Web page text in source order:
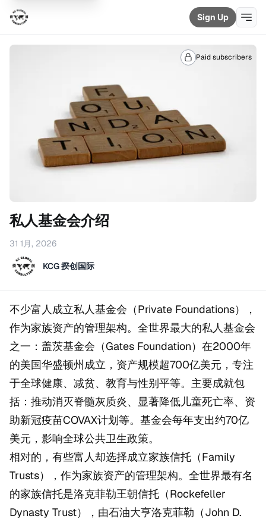
Sign Up
Paid subscribers
私人基金会介绍
31 1月, 2026
KCG 揆创国际
不少富人成立私人基金会（Private Foundations），
作为家族资产的管理架构。全世界最大的私人基金会
之一：盖茨基金会（Gates Foundation）在2000年
的美国华盛顿州成立，资产规模超700亿美元，专注
于全球健康、减贫、教育与性别平等。主要成就包
括：推动消灭脊髓灰质炎、显著降低儿童死亡率、资
助新冠疫苗COVAX计划等。基金会每年支出约70亿
美元，影响全球公共卫生政策。
相对的，有些富人却选择成立家族信托（Family
Trusts），作为家族资产的管理架构。全世界最有名
的家族信托是洛克菲勒王朝信托（Rockefeller
Dynasty Trust），由石油大亨洛克菲勒（John D.